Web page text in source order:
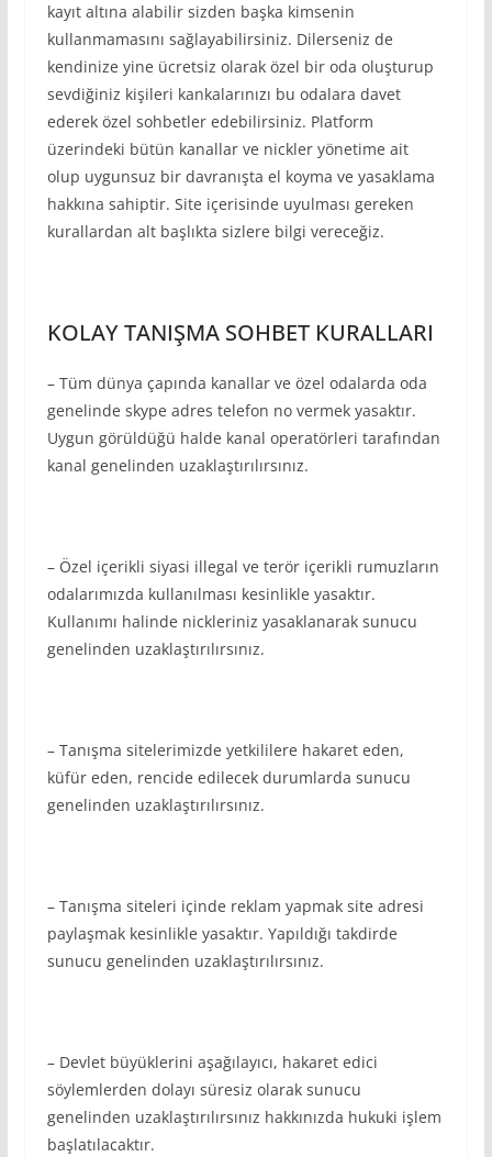
kayıt altına alabilir sizden başka kimsenin
kullanmamasını sağlayabilirsiniz. Dilerseniz de
kendinize yine ücretsiz olarak özel bir oda oluşturup
sevdiğiniz kişileri kankalarınızı bu odalara davet
ederek özel sohbetler edebilirsiniz. Platform
üzerindeki bütün kanallar ve nickler yönetime ait
olup uygunsuz bir davranışta el koyma ve yasaklama
hakkına sahiptir. Site içerisinde uyulması gereken
kurallardan alt başlıkta sizlere bilgi vereceğiz.
KOLAY TANIŞMA SOHBET KURALLARI
– Tüm dünya çapında kanallar ve özel odalarda oda
genelinde skype adres telefon no vermek yasaktır.
Uygun görüldüğü halde kanal operatörleri tarafından
kanal genelinden uzaklaştırılırsınız.
– Özel içerikli siyasi illegal ve terör içerikli rumuzların
odalarımızda kullanılması kesinlikle yasaktır.
Kullanımı halinde nickleriniz yasaklanarak sunucu
genelinden uzaklaştırılırsınız.
– Tanışma sitelerimizde yetkililere hakaret eden,
küfür eden, rencide edilecek durumlarda sunucu
genelinden uzaklaştırılırsınız.
– Tanışma siteleri içinde reklam yapmak site adresi
paylaşmak kesinlikle yasaktır. Yapıldığı takdirde
sunucu genelinden uzaklaştırılırsınız.
– Devlet büyüklerini aşağılayıcı, hakaret edici
söylemlerden dolayı süresiz olarak sunucu
genelinden uzaklaştırılırsınız hakkınızda hukuki işlem
başlatılacaktır.